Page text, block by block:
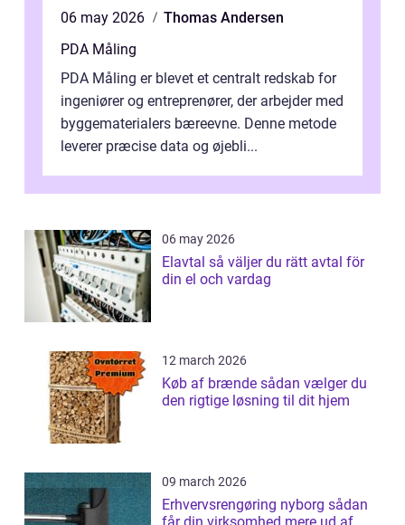
06 may 2026
Thomas Andersen
PDA Måling
PDA Måling er blevet et centralt redskab for
ingeniører og entreprenører, der arbejder med
byggematerialers bæreevne. Denne metode
leverer præcise data og øjebli...
06 may 2026
Elavtal så väljer du rätt avtal för
din el och vardag
12 march 2026
Køb af brænde sådan vælger du
den rigtige løsning til dit hjem
09 march 2026
Erhvervsrengøring nyborg sådan